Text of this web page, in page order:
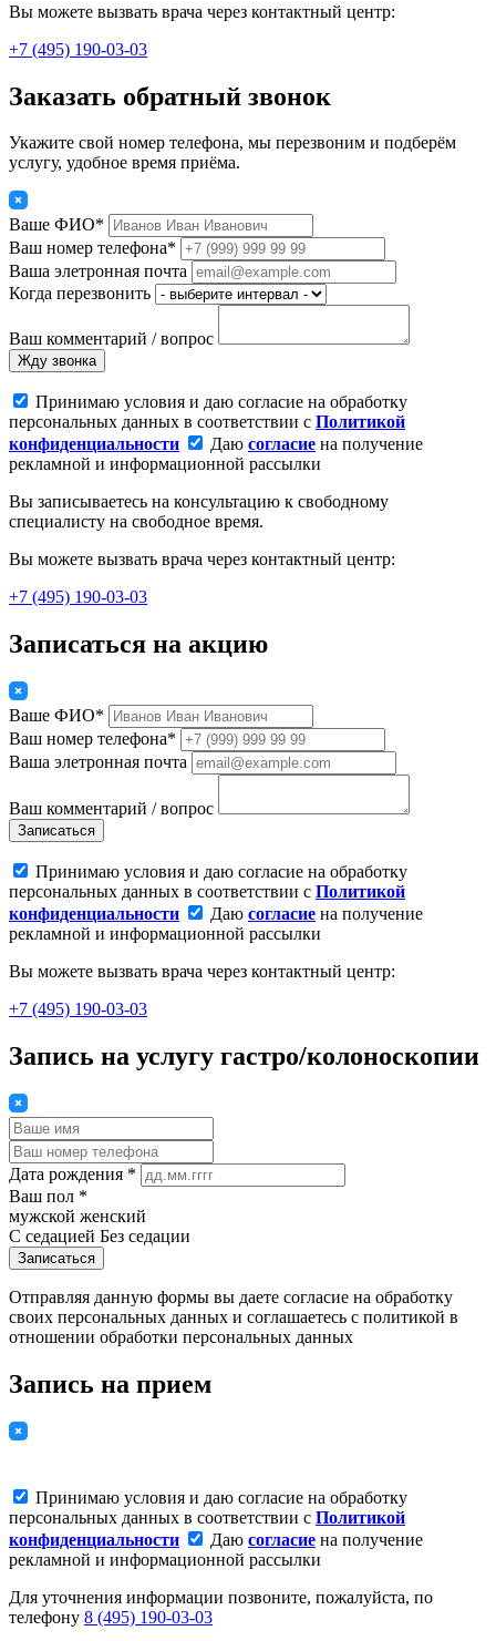
Вы можете вызвать врача через контактный центр:
+7 (495) 190-03-03
Заказать обратный звонок
Укажите свой номер телефона, мы перезвоним и подберём
услугу, удобное время приёма.
Ваше ФИО*
Ваш номер телефона*
Ваша элетронная почта
Когда перезвонить
Ваш комментарий / вопрос
Жду звонка
Принимаю условия и даю согласие на обработку
персональных данных в соответствии с Политикой
конфиденциальности
Даю согласие на получение
рекламной и информационной рассылки
Вы записываетесь на консультацию к свободному
специалисту на свободное время.
Вы можете вызвать врача через контактный центр:
+7 (495) 190-03-03
Записаться на акцию
Ваше ФИО*
Ваш номер телефона*
Ваша элетронная почта
Ваш комментарий / вопрос
Записаться
Принимаю условия и даю согласие на обработку
персональных данных в соответствии с Политикой
конфиденциальности
Даю согласие на получение
рекламной и информационной рассылки
Вы можете вызвать врача через контактный центр:
+7 (495) 190-03-03
Запись на услугу гастро/колоноскопии
Дата рождения *
Ваш пол *
мужской женский
С седацией Без седации
Записаться
Отправляя данную формы вы даете согласие на обработку
своих персональных данных и соглашаетесь с политикой в
отношении обработки персональных данных
Запись на прием
Принимаю условия и даю согласие на обработку
персональных данных в соответствии с Политикой
конфиденциальности
Даю согласие на получение
рекламной и информационной рассылки
Для уточнения информации позвоните, пожалуйста, по
телефону 8 (495) 190-03-03